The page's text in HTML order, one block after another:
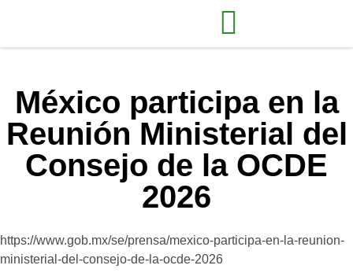
México participa en la
Reunión Ministerial del
Consejo de la OCDE
2026
https://www.gob.mx/se/prensa/mexico-participa-en-la-reunion-
ministerial-del-consejo-de-la-ocde-2026